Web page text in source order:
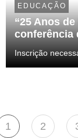
EDUCAÇÃO
“25 Anos
conferência
Inscrição
1 2